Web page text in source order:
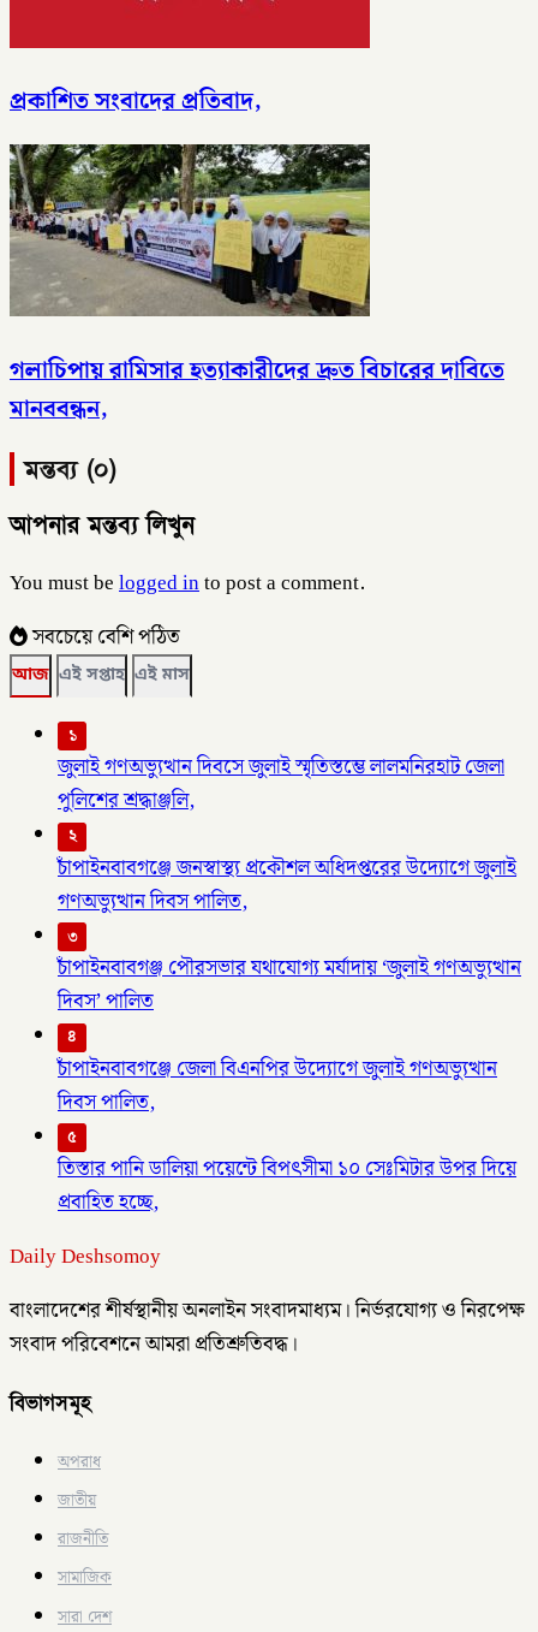
প্রকাশিত সংবাদের প্রতিবাদ,
গলাচিপায় রামিসার হত্যাকারীদের দ্রুত বিচারের দাবিতে
মানববন্ধন,
মন্তব্য (০)
আপনার মন্তব্য লিখুন
You must belogged into post a comment.
সবচেয়ে বেশি পঠিত
আজ এই সপ্তাহ এই মাস
১
জুলাই গণঅভ্যুত্থান দিবসে জুলাই স্মৃতিস্তম্ভে লালমনিরহাট জেলা
পুলিশের শ্রদ্ধাঞ্জলি,
২
চাঁপাইনবাবগঞ্জে জনস্বাস্থ্য প্রকৌশল অধিদপ্তরের উদ্যোগে জুলাই
গণঅভ্যুত্থান দিবস পালিত,
৩
চাঁপাইনবাবগঞ্জ পৌরসভার যথাযোগ্য মর্যাদায় ‘জুলাই গণঅভ্যুত্থান
দিবস’ পালিত
৪
চাঁপাইনবাবগঞ্জে জেলা বিএনপির উদ্যোগে জুলাই গণঅভ্যুত্থান
দিবস পালিত,
৫
তিস্তার পানি ডালিয়া পয়েন্টে বিপৎসীমা ১০ সেঃমিটার উপর দিয়ে
প্রবাহিত হচ্ছে,
Daily Deshsomoy
বাংলাদেশের শীর্ষস্থানীয় অনলাইন সংবাদমাধ্যম। নির্ভরযোগ্য ও নিরপেক্ষ
সংবাদ পরিবেশনে আমরা প্রতিশ্রুতিবদ্ধ।
বিভাগসমূহ
অপরাধ
জাতীয়
রাজনীতি
সামাজিক
সারা দেশ